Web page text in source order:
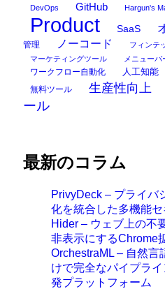
DevOps GitHub Hargun's
Product SaaS
管理
ノーコード フィンテ
マーケティングツール メニューバ
ワークフロー自動化 人工知能
無料ツール 生産性向上
ール
最新のコラム
PrivyDeck – プライバ
化を統合した多機能
Hider – ウェブ上の不
非表示にするChrome
OrchestraML – 自然言
けで完全なパイプラ
発プラットフォーム